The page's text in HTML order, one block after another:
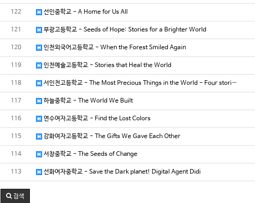
122 선인중학교 - A Home for Us All
121 부광고등학교 - Seeds of Hope: Stories for a Brighter World
120 인천외국어고등학교 - When the Forest Smiled Again
119 인천예술고등학교 - Stories that Heal the World
118 서인천고등학교 - The Most Precious Things in the World - Four stori…
117 하늘중학교 - The World We Built
116 연수여자고등학교 - Find the Lost Colors
115 강화여자고등학교 - The Gifts We Gave Each Other
114 서창중학교 - The Seeds of Change
113 선화여자중학교 - Save the Dark planet! Digital Agent Didi
검색